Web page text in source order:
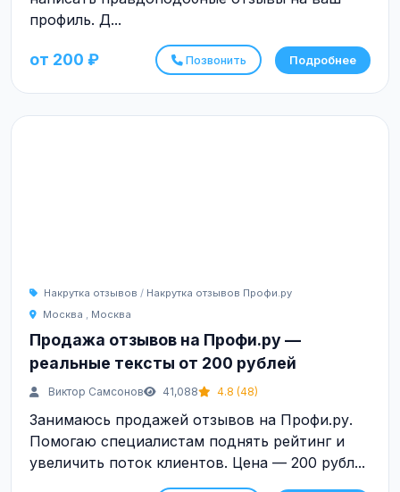
профиль. Д...
от 200 ₽ Позвонить Подробнее
Накрутка отзывов / Накрутка отзывов Профи.ру
Москва , Москва
Продажа отзывов на Профи.ру —
реальные тексты от 200 рублей
Виктор Самсонов 41,088 4.8 (48)
Занимаюсь продажей отзывов на Профи.ру.
Помогаю специалистам поднять рейтинг и
увеличить поток клиентов. Цена — 200 рубл...